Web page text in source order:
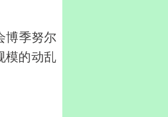
博季努尔
模的动乱